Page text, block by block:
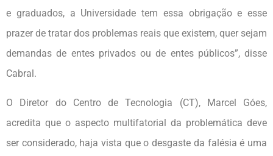
e graduados, a Universidade tem essa obrigação e esse
prazer de tratar dos problemas reais que existem, quer sejam
demandas de entes privados ou de entes públicos”, disse
Cabral.
O Diretor do Centro de Tecnologia (CT), Marcel Góes,
acredita que o aspecto multifatorial da problemática deve
ser considerado, haja vista que o desgaste da falésia é uma